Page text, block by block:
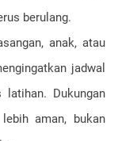
berulang.
anak, atau
jadwal
Dukungan
aman, bukan